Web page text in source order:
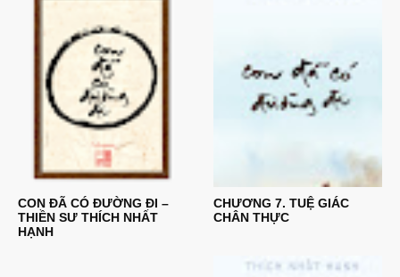
CON ĐÃ CÓ ĐƯỜNG ĐI –
THIỀN SƯ THÍCH NHẤT
HẠNH
CHƯƠNG 7. TUỆ GIÁC
CHÂN THỰC